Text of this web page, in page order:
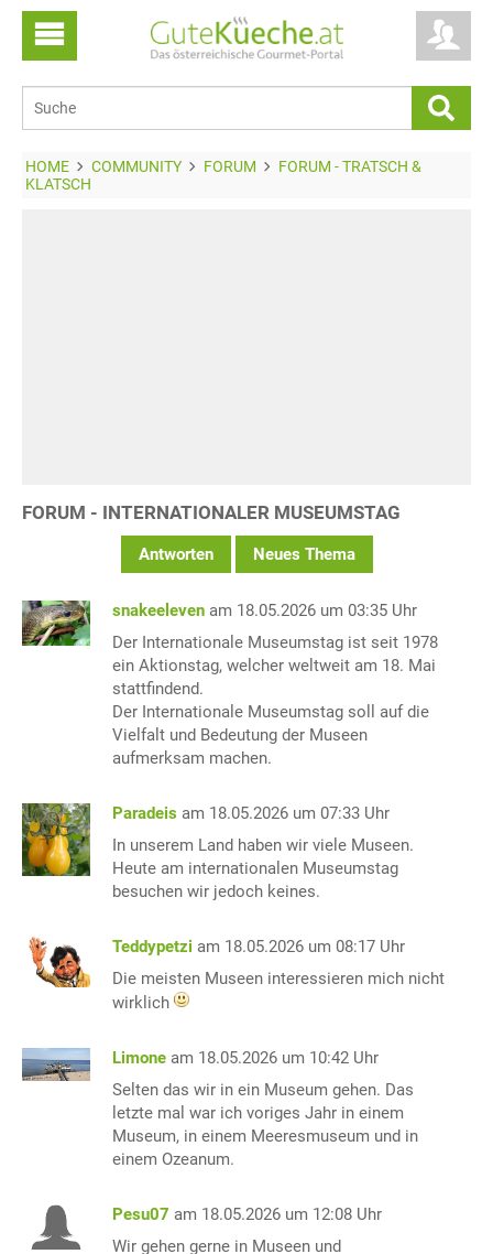
HOME COMMUNITY FORUM
FORUM - TRATSCH &
KLATSCH
FORUM - INTERNATIONALER MUSEUMSTAG
Antworten Neues Thema
snakeeleven am 18.05.2026 um 03:35 Uhr
Der Internationale Museumstag ist seit 1978
ein Aktionstag, welcher weltweit am 18. Mai
stattfindend.
Der Internationale Museumstag soll auf die
Vielfalt und Bedeutung der Museen
aufmerksam machen.
Paradeis am 18.05.2026 um 07:33 Uhr
In unserem Land haben wir viele Museen.
Heute am internationalen Museumstag
besuchen wir jedoch keines.
Teddypetzi am 18.05.2026 um 08:17 Uhr
Die meisten Museen interessieren mich nicht
wirklich
Limone am 18.05.2026 um 10:42 Uhr
Selten das wir in ein Museum gehen. Das
letzte mal war ich voriges Jahr in einem
Museum, in einem Meeresmuseum und in
einem Ozeanum.
Pesu07 am 18.05.2026 um 12:08 Uhr
Wir gehen gerne in Museen und